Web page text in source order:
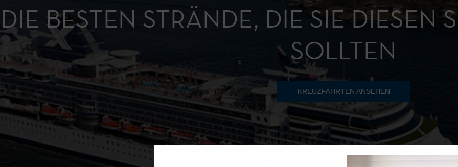
DIE BESTEN STRÄNDE, DIE SIE DIESEN
SOLLTEN
KREUZFAHRTEN ANSEHEN